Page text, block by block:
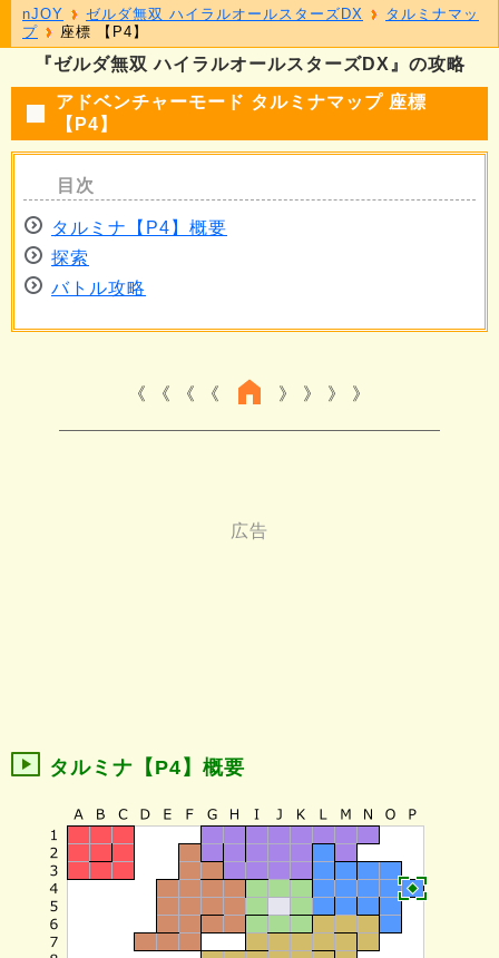
『ゼルダ無双 ハイラルオールスターズDX』の攻略
アドベンチャーモード タルミナマップ 座標
【P4】
タルミナ【P4】概要
探索
バトル攻略
《 《 《 》 》 》
タルミナ【P4】概要
nJOY ゼルダ無双 ハイラルオールスターズDX
タルミナマッ
プ
座標 【P4】